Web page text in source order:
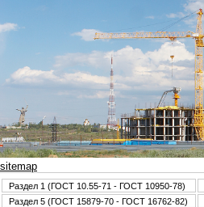
sitemap
Раздел 1 (ГОСТ 10.55-71 - ГОСТ 10950-78)
Раздел 5 (ГОСТ 15879-70 - ГОСТ 16762-82)